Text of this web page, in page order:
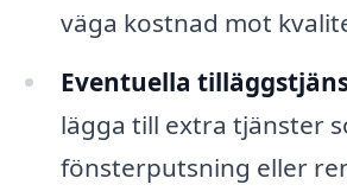
väga kostnad mot
Eventuella
lägga till extra tjänster
fönsterputsning eller